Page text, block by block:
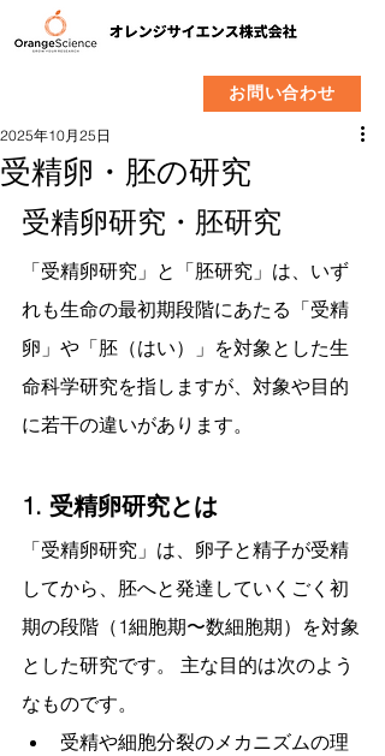
お問い合わせ
受精卵・胚の研究
2025年10月25日
受精卵研究・胚研究
「受精卵研究」と「胚研究」は、いず
れも生命の最初期段階にあたる「受精
卵」や「胚（はい）」を対象とした生
命科学研究を指しますが、対象や目的
に若干の違いがあります。
1. 受精卵研究とは
「受精卵研究」は、卵子と精子が受精
してから、胚へと発達していくごく初
期の段階（1細胞期〜数細胞期）を対象
とした研究です。 主な目的は次のよう
なものです。
受精や細胞分裂のメカニズムの理